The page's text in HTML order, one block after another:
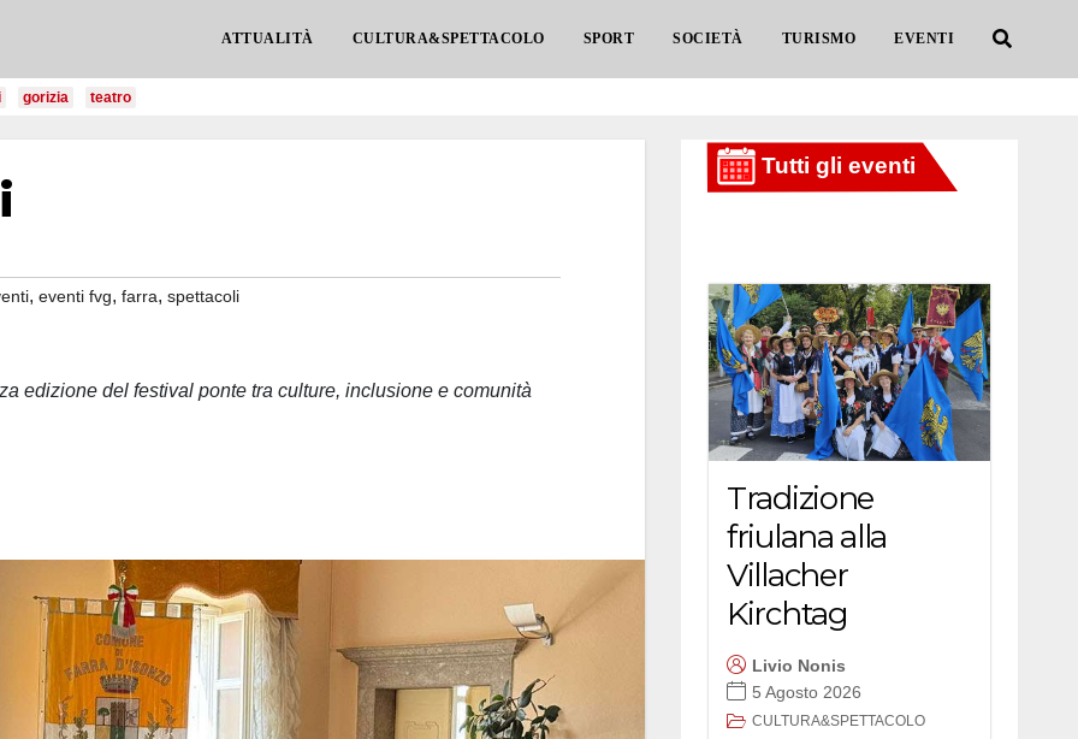
ATTUALITÀ CULTURA&SPETTACOLO SPORT SOCIETÀ TURISMO EVENTI
gorizia teatro
, eventi fvg, farra, spettacoli
edizione del festival ponte tra culture, inclusione e comunità
Tradizione
friulana alla
Villacher
Kirchtag
Livio Nonis
5 Agosto 2026
CULTURA&SPETTACOLO